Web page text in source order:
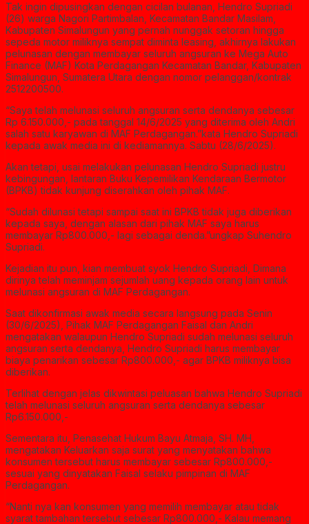
Tak ingin dipusingkan dengan cicilan bulanan, Hendro Supriadi
(26) warga Nagori Partimbalan, Kecamatan Bandar Masilam,
Kabupaten Simalungun yang pernah nunggak setoran hingga
sepeda motor miliknya sempat diminta leasing, akhirnya lakukan
pelunasan dengan membayar seluruh angsuran ke Mega Auto
Finance (MAF) Kota Perdagangan Kecamatan Bandar, Kabupaten
Simalungun, Sumatera Utara dengan nomor pelanggan/kontrak
2512200500.
“Saya telah melunasi seluruh angsuran serta dendanya sebesar
Rp 6.150.000,- pada tanggal 14/6/2025 yang diterima oleh Andri
salah satu karyawan di MAF Perdagangan.”kata Hendro Supriadi
kepada awak media ini di kediamannya. Sabtu (28/6/2025).
Akan tetapi, usai melakukan pelunasan Hendro Supriadi justru
kebingungan, lantaran Buku Kepemilikan Kendaraan Bermotor
(BPKB) tidak kunjung diserahkan oleh pihak MAF.
“Sudah dilunasi tetapi sampai saat ini BPKB tidak juga diberikan
kepada saya, dengan alasan dari pihak MAF saya harus
membayar Rp800.000,- lagi sebagai denda.”ungkap Suhendro
Supriadi.
Kejadian itu pun, kian membuat syok Hendro Supriadi, Dimana
dirinya telah meminjam sejumlah uang kepada orang lain untuk
melunasi angsuran di MAF Perdagangan.
Saat dikonfirmasi awak media secara langsung pada Senin
(30/6/2025), Pihak MAF Perdagangan Faisal dan Andri
mengatakan walaupun Hendro Supriadi sudah melunasi seluruh
angsuran serta dendanya, Hendro Supriadi harus membayar
biaya penarikan sebesar Rp800.000,- agar BPKB miliknya bisa
diberikan.
Terlihat dengan jelas dikwintasi peluasan bahwa Hendro Supriadi
telah melunasi seluruh angsuran serta dendanya sebesar
Rp6.150.000,-
Sementara itu, Penasehat Hukum Bayu Atmaja, SH. MH,
mengatakan Keluarkan saja surat yang menyatakan bahwa
konsumen tersebut harus membayar sebesar Rp800.000,-
sesuai yang dinyatakan Faisal selaku pimpinan di MAF
Perdagangan.
“Nanti nya kan konsumen yang memilih membayar atau tidak
syarat tambahan tersebut sebesar Rp800.000,- Kalau memang